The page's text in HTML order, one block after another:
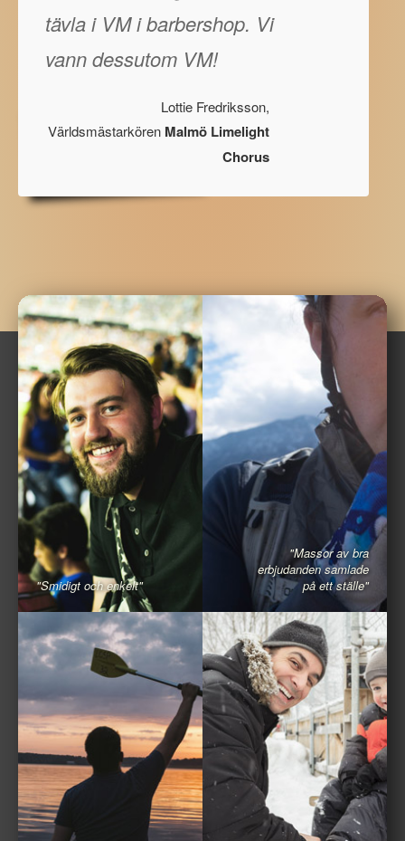
tävla i VM i barbershop. Vi
vann dessutom VM!
Lottie Fredriksson,
Världsmästarkören Malmö Limelight
Chorus
"Smidigt och enkelt"
"Massor av bra
erbjudanden samlade
på ett ställe"